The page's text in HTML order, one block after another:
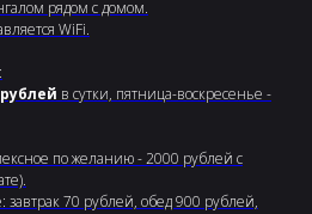
рядом с домом.
WiFi.
:
в сутки, пятница-воскресенье -
по желанию - 2000 рублей с
70 рублей, обед 900 рублей,